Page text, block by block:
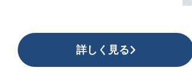
詳しく見る